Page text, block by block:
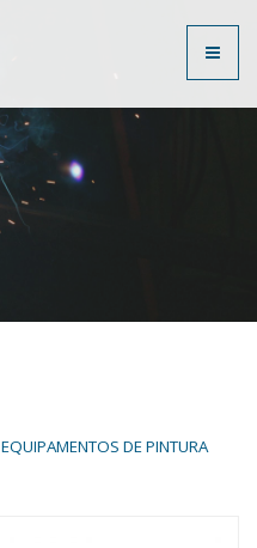
Toggle
EQUIPAMENTOS DE PINTURA